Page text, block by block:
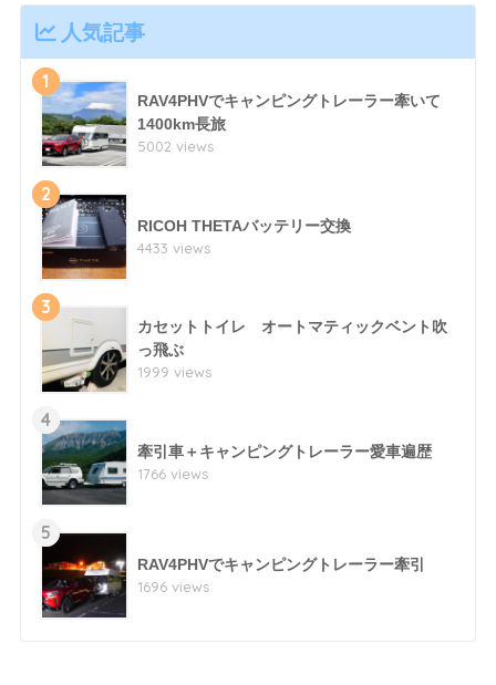
人気記事
1
RAV4PHVでキャンピングトレーラー牽いて
1400km長旅
5002 views
2
RICOH THETAバッテリー交換
4433 views
3
カセットトイレ オートマティックベント吹
っ飛ぶ
1999 views
4
牽引車＋キャンピングトレーラー愛車遍歴
1766 views
5
RAV4PHVでキャンピングトレーラー牽引
1696 views